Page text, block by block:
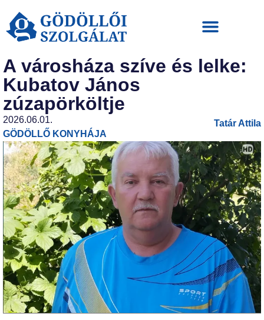
A városháza szíve és lelke:
Kubatov János
zúzapörköltje
2026.06.01.
GÖDÖLLŐ KONYHÁJA
Tatár Attila